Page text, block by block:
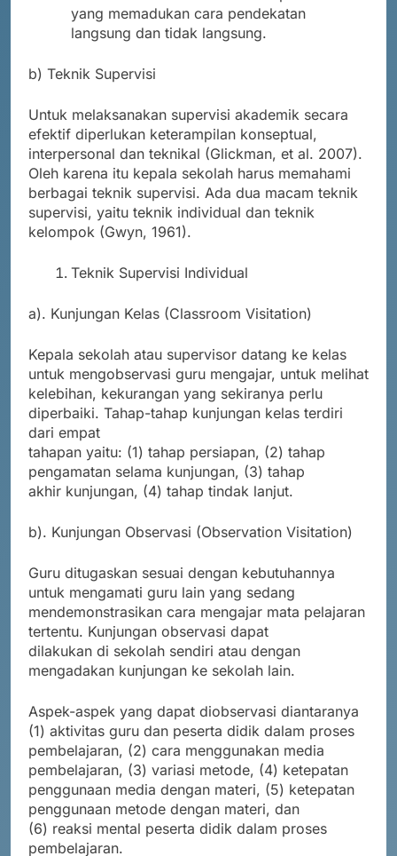
yang memadukan cara pendekatan
langsung dan tidak langsung.
b) Teknik Supervisi
Untuk melaksanakan supervisi akademik secara
efektif diperlukan keterampilan konseptual,
interpersonal dan teknikal (Glickman, et al. 2007).
Oleh karena itu kepala sekolah harus memahami
berbagai teknik supervisi. Ada dua macam teknik
supervisi, yaitu teknik individual dan teknik
kelompok (Gwyn, 1961).
Teknik Supervisi Individual
a). Kunjungan Kelas (Classroom Visitation)
Kepala sekolah atau supervisor datang ke kelas
untuk mengobservasi guru mengajar, untuk melihat
kelebihan, kekurangan yang sekiranya perlu
diperbaiki. Tahap-tahap kunjungan kelas terdiri
dari empat
tahapan yaitu: (1) tahap persiapan, (2) tahap
pengamatan selama kunjungan, (3) tahap
akhir kunjungan, (4) tahap tindak lanjut.
b). Kunjungan Observasi (Observation Visitation)
Guru ditugaskan sesuai dengan kebutuhannya
untuk mengamati guru lain yang sedang
mendemonstrasikan cara mengajar mata pelajaran
tertentu. Kunjungan observasi dapat
dilakukan di sekolah sendiri atau dengan
mengadakan kunjungan ke sekolah lain.
Aspek-aspek yang dapat diobservasi diantaranya
(1) aktivitas guru dan peserta didik dalam proses
pembelajaran, (2) cara menggunakan media
pembelajaran, (3) variasi metode, (4) ketepatan
penggunaan media dengan materi, (5) ketepatan
penggunaan metode dengan materi, dan
(6) reaksi mental peserta didik dalam proses
pembelajaran.